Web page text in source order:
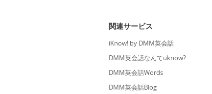
関連サービス
iKnow! by DMM英会話
DMM英会話なんてuknow?
DMM英会話Words
DMM英会話Blog